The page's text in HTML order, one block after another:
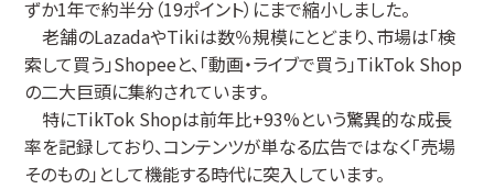
ずか1年で約半分（19ポイント）にまで縮小しました。
老舗のLazadaやTikiは数％規模にとどまり、市場は「検
索して買う」Shopeeと、「動画・ライブで買う」TikTok Shop
の二大巨頭に集約されています。
特にTikTok Shopは前年比+93%という驚異的な成長
率を記録しており、コンテンツが単なる広告ではなく「売場
そのもの」として機能する時代に突入しています。